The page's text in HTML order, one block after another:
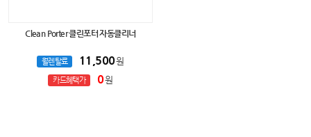
Clean Porter 클린포터 자동클리너
월렌탈료 11,500원
카드혜택가 0원